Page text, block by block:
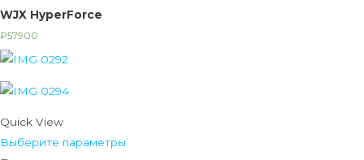
WJX HyperForce
₽57900
Quick View
Выберите параметры